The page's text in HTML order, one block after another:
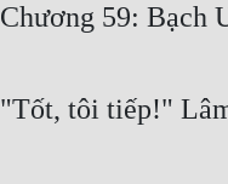
Chương 59: Bạch
"Tốt, tôi tiếp!"